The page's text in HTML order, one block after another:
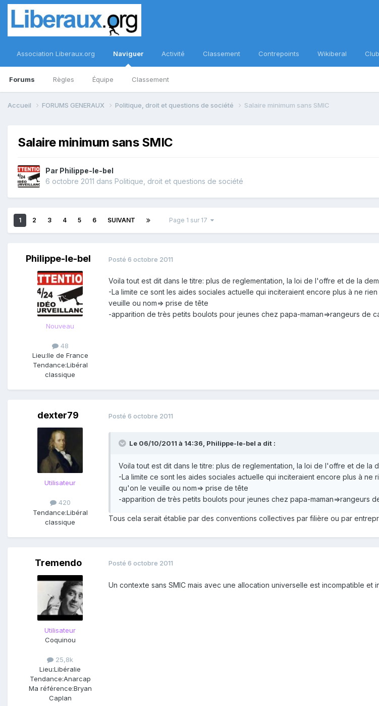
Association Liberaux.org Naviguer
Forums Règles Équipe Classement
Activité Classement Contrepoints Wikiberal
Accueil FORUMS GENERAUX Politique, droit et questions de société Salaire minimum sans SMIC
Salaire minimum sans SMIC
Par Philippe-le-bel
6 octobre 2011 dans Politique, droit et questions de société
1 2 3 4 5 6 SUIVANT Page 1 sur 17
Philippe-le-bel
Nouveau
48
Lieu:Ile de France
Tendance:Libéral
classique
Posté 6 octobre 2011
Voila tout est dit dans le titre: plus de reglementation, la loi de l'offre et de la
-La limite ce sont les aides sociales actuelle qui inciteraient encore plus à ne
veuille ou nom=> prise de tête
-apparition de très petits boulots pour jeunes chez papa-maman=>rangeurs de
dexter79
Utilisateur
420
Tendance:Libéral
classique
Posté 6 octobre 2011
Le 06/10/2011 à 14:36, Philippe-le-bel a dit :
Voila tout est dit dans le titre: plus de reglementation, la loi de l'offre et de la
-La limite ce sont les aides sociales actuelle qui inciteraient encore plus à
qu'on le veuille ou nom=> prise de tête
-apparition de très petits boulots pour jeunes chez papa-maman=>rangeurs
Tous cela serait établie par des conventions collectives par filière ou par
Tremendo
Utilisateur
Coquinou
25,8k
Lieu:Libéralie
Tendance:Anarcap
Ma référence:Bryan
Caplan
Posté 6 octobre 2011
Un contexte sans SMIC mais avec une allocation universelle est incompatible et